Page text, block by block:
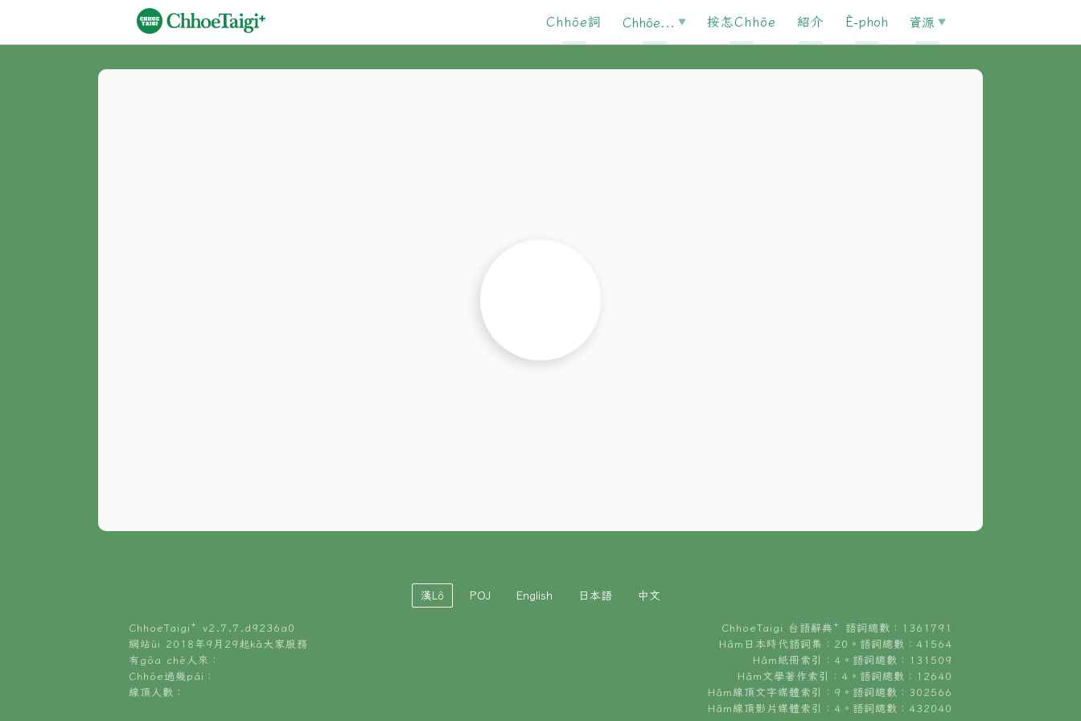
Chhōe詞 Chhōe... 按怎Chhōe 紹介 È-phoh 資源
漢Lô POJ English 日本語 中文
ChhoeTaigi⁺ v2.7.7.d9236a0
網站ùi 2018年9月29起kā大家服務
有gōa chē人來：
Chhōe過幾pái：
線頂人數：
ChhoeTaigi 台語辭典⁺ 語詞總數：1361791
Hâm日本時代語詞集：20。語詞總數：41564
Hâm紙冊索引：4。語詞總數：131509
Hâm文學著作索引：4。語詞總數：12640
Hâm線頂文字媒體索引：9。語詞總數：302566
Hâm線頂影片媒體索引：4。語詞總數：432040